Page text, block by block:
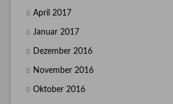
April 2017
Januar 2017
Dezember 2016
November 2016
Oktober 2016